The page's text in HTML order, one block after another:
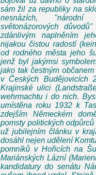
sám žil za republiky na
nesnázích,
světonázorových
zdánlivým naplněním
nijakou čistou radostí
od rodného města jeho
jenž byl jakýmsi
jako tak čestným
v Českých Budějovicích
Krajinské ulici
wehrmachtu i do nich.
umístěna roku 1932 k
zdejším Německém
pomsty politických
už jubilejním článku v
dosáhl nejen udělení
pomníků v Hořicích na
Mariánských Lázní
kandidatury do senátu